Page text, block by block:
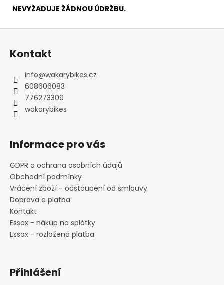
NEVYŽADUJE ŽÁDNOU ÚDRŽBU.
Z
Kontakt
info@wakarybikes.cz
608606083
776273309
wakarybikes
Informace pro vás
GDPR a ochrana osobních údajů
Obchodní podmínky
Vrácení zboží - odstoupení od smlouvy
Doprava a platba
Kontakt
Essox - nákup na splátky
Essox - rozložená platba
Přihlášení